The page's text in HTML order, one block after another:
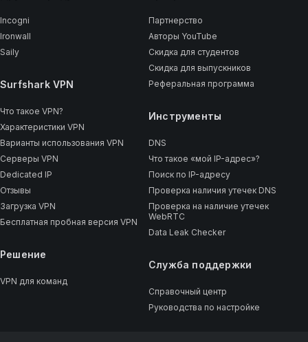
Incogni
Ironwall
Saily
Surfshark VPN
Что такое VPN?
Характеристики VPN
Варианты использования VPN
Серверы VPN
Dedicated IP
Отзывы
Загрузка VPN
Бесплатная пробная версия VPN
Решение
VPN для команд
Партнерство
Авторы YouTube
Скидка для студентов
Скидка для выпускников
Реферальная программа
Инструменты
DNS
Что такое «мой IP-адрес»?
Поиск по IP-адресу
Проверка наличия утечек DNS
Проверка на наличие утечек
WebRTC
Data Leak Checker
Служба поддержки
Справочный центр
Руководства по настройке